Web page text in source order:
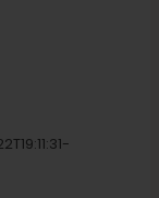
:11:31-